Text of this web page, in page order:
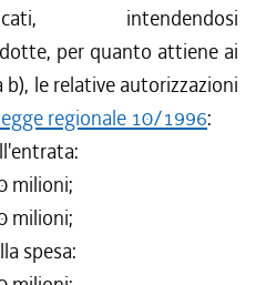
intendendosi
per quanto attiene ai
le relative autorizzazioni
regionale 10/1996:
milioni;
milioni;
spesa: